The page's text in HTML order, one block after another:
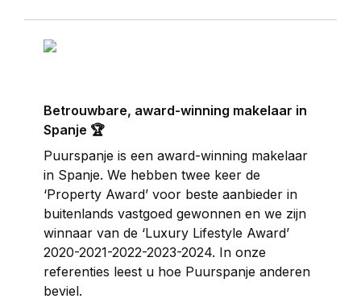
Betrouwbare, award-winning makelaar in
Spanje 🏆
Puurspanje is een award-winning makelaar
in Spanje. We hebben twee keer de
‘Property Award’ voor beste aanbieder in
buitenlands vastgoed gewonnen en we zijn
winnaar van de ‘Luxury Lifestyle Award’
2020-2021-2022-2023-2024. In onze
referenties leest u hoe Puurspanje anderen
beviel.